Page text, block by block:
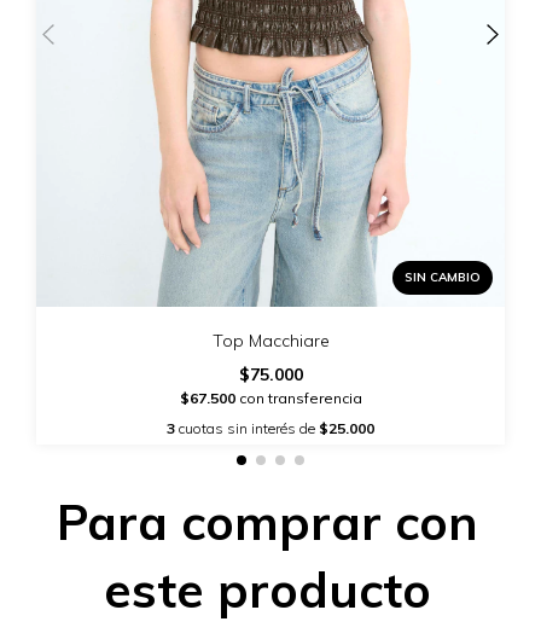
SIN CAMBIO
Top Macchiare
$75.000
$67.500con transferencia
3 cuotas sin interés de $25.000
Para comprar con
este producto